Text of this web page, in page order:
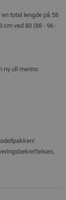
total lengde på 58
cm ved 80 (88 - 96 -
ny ull merino